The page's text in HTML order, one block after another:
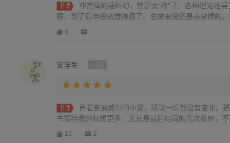
书评
非常棒的硬科幻，就是太“碎”了。各种理论推
瘾，到了后半段就觉得烦了。总体来说还是非常棒的
8
安浮生
书评
再看安迪威尔的小说，感觉一切都没有变化。
书留给我的瞎想更多，尤其是最后结局的几次反转，
15 2